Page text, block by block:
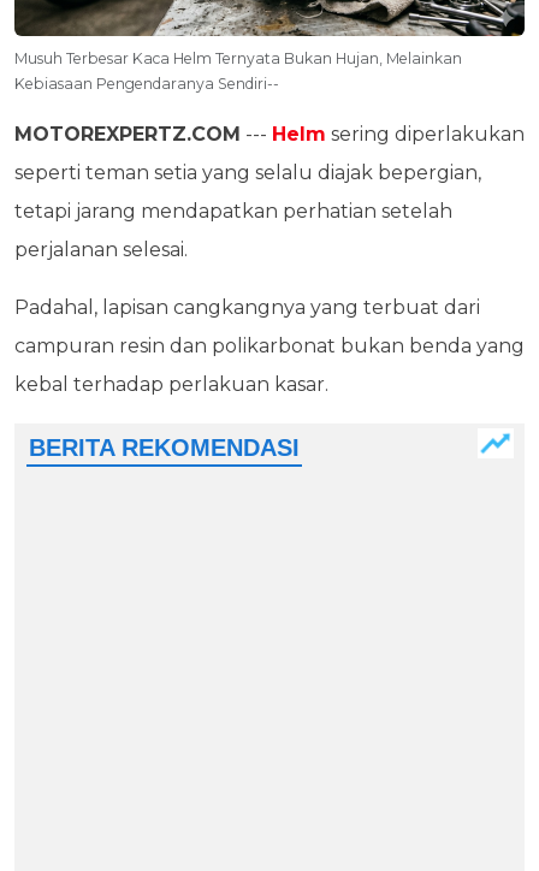
Musuh Terbesar Kaca Helm Ternyata Bukan Hujan, Melainkan
Kebiasaan Pengendaranya Sendiri--
MOTOREXPERTZ.COM --- Helm sering diperlakukan
seperti teman setia yang selalu diajak bepergian,
tetapi jarang mendapatkan perhatian setelah
perjalanan selesai.
Padahal, lapisan cangkangnya yang terbuat dari
campuran resin dan polikarbonat bukan benda yang
kebal terhadap perlakuan kasar.